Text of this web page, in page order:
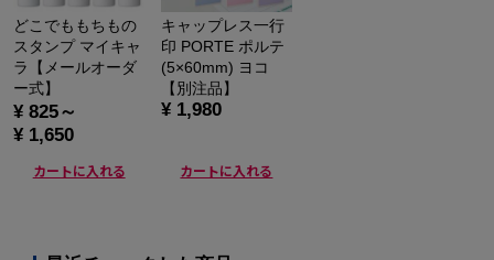
どこでももちもの
スタンプ マイキャ
ラ【メールオーダ
ー式】
¥ 825～
¥ 1,650
カートに入れる
キャップレス一行
印 PORTE ポルテ
(5×60mm) ヨコ
【別注品】
¥ 1,980
カートに入れる